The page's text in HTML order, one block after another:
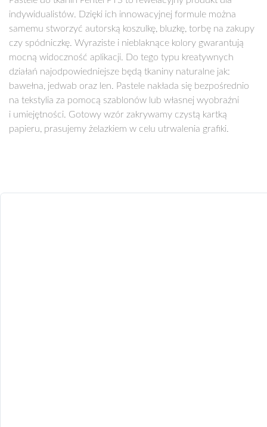
indywidualistów. Dzięki ich innowacyjnej formule można
samemu stworzyć autorską koszulkę, bluzkę, torbę na zakupy
czy spódniczkę. Wyraziste i nieblaknące kolory gwarantują
mocną widoczność aplikacji. Do tego typu kreatywnych
działań najodpowiedniejsze będą tkaniny naturalne jak:
bawełna, jedwab oraz len. Pastele nakłada się bezpośrednio
na tekstylia za pomocą szablonów lub własnej wyobraźni
i umiejętności. Gotowy wzór zakrywamy czystą kartką
papieru, prasujemy żelazkiem w celu utrwalenia grafiki.